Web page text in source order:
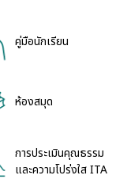
คู่มือนักเรียน
ห้องสมุด
การประเมินคุณธรรม
และความโปร่งใส ITA